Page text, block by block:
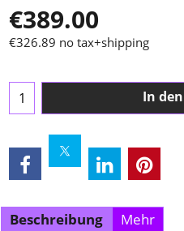
€389.00
€326.89 no tax+shipping
In
Beschreibung Mehr